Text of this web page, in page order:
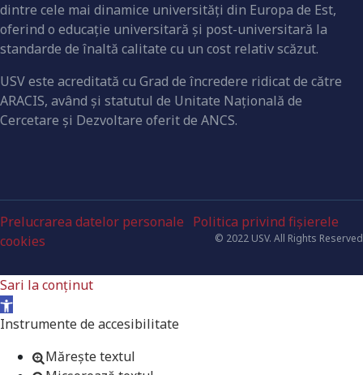
dintre cele mai dinamice universităţi din Europa de Est,
oferind o educaţie universitară şi post-universitară la
standarde de înaltă calitate cu un cost relativ scăzut.
USV este acreditată cu Grad de încredere ridicat de către
ARACIS, având şi statutul de Unitate Naţională de
Cercetare şi Dezvoltare oferit de ANCS.
Prelucrarea datelor personale Politica privind fișierele
cookies
© 2022 USV. All Rights Reserved
Sari la conținut
Deschide bara de unelte
Instrumente de accesibilitate
Mărește textul